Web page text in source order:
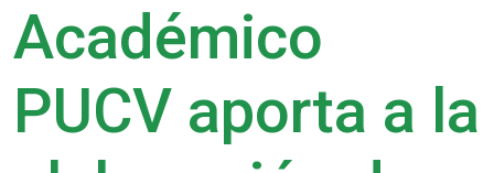
Académico
PUCV aporta a la